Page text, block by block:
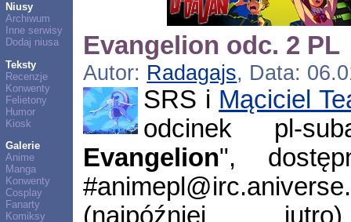
Niusy
Archiwum
Inne serwisy
Dodaj niusa
Teksty
Recenzje
Konwenty
Felietony
Humor
Kiosk
Galerie
Anime
Manga
Konwenty
Cosplay
Fanarty
Komiksy
Evangelion odc. 2 PL
Autor: Radagajs, Data:
SRS i Mąciciel
odcinek pl-
Evangelion",
(najpóźniej